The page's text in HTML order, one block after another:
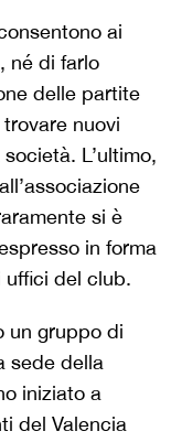
ai
né di farlo
delle partite
nuovi
L’ultimo,
si è
in forma
uffici del club.
un gruppo di
sede della
iniziato a
del Valencia